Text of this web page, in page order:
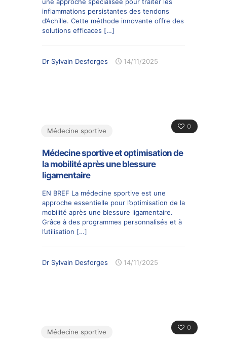
inflammations persistantes des tendons
d’Achille. Cette méthode innovante offre des
solutions efficaces […]
Dr Sylvain Desforges 14/11/2025
0
Médecine sportive
Médecine sportive et optimisation de
la mobilité après une blessure
ligamentaire
EN BREF La médecine sportive est une
approche essentielle pour l’optimisation de la
mobilité après une blessure ligamentaire.
Grâce à des programmes personnalisés et à
l’utilisation […]
Dr Sylvain Desforges 14/11/2025
0
Médecine sportive